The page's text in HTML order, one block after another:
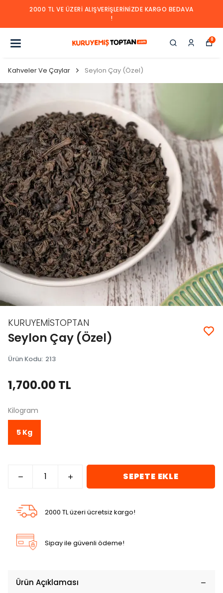
2000 TL VE ÜZERI ALIŞVERIŞLERINIZDE KARGO BEDAVA
!
0
Kahveler Ve Çaylar Seylon Çay (Özel)
KURUYEMİSTOPTAN
Seylon Çay (Özel)
Ürün Kodu: 213
1,700.00 TL
Kilogram
5 Kg
SEPETE EKLE
2000 TL üzeri ücretsiz kargo!
Sipay ile güvenli ödeme!
Ürün Açıklaması